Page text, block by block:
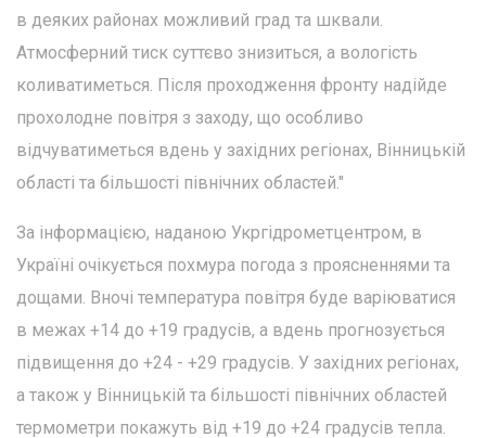
в деяких районах можливий град та шквали.
Атмосферний тиск суттєво знизиться, а вологість
коливатиметься. Після проходження фронту надійде
прохолодне повітря з заходу, що особливо
відчуватиметься вдень у західних регіонах, Вінницькій
області та більшості північних областей."
За інформацією, наданою Укргідрометцентром, в
Україні очікується похмура погода з проясненнями та
дощами. Вночі температура повітря буде варіюватися
в межах +14 до +19 градусів, а вдень прогнозується
підвищення до +24 - +29 градусів. У західних регіонах,
а також у Вінницькій та більшості північних областей
термометри покажуть від +19 до +24 градусів тепла.